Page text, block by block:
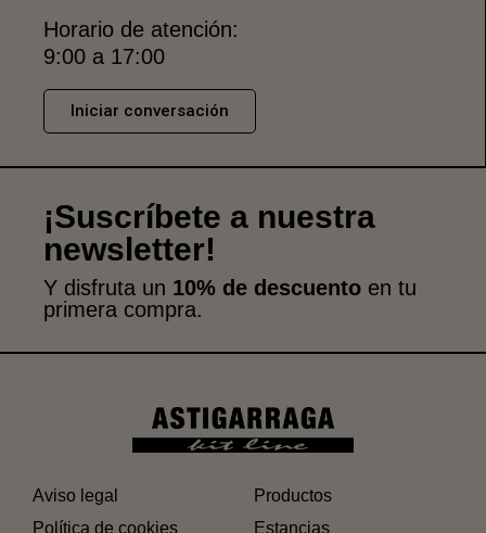
Horario de atención:
9:00 a 17:00
Iniciar conversación
¡Suscríbete a nuestra
newsletter!
Y disfruta un 10% de descuento en tu
primera compra.
Aviso legal
Política de cookies
Productos
Estancias